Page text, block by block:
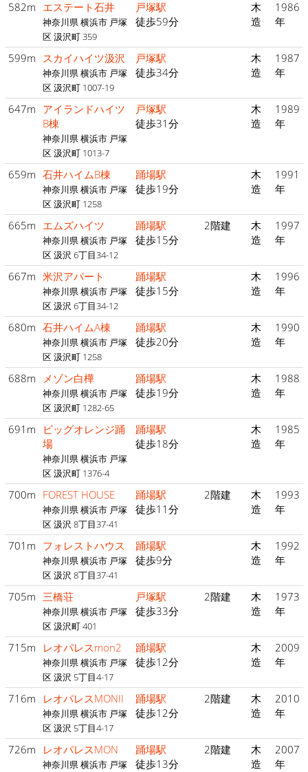
582m エステート石井
神奈川県 横浜市 戸塚
区 汲沢町 359
戸塚駅
徒歩59分
木
造
1986
年
599m スカイハイツ汲沢
神奈川県 横浜市 戸塚
区 汲沢町 1007-19
戸塚駅
徒歩34分
木
造
1987
年
647m アイランドハイツ
B棟
神奈川県 横浜市 戸塚
区 汲沢町 1013-7
戸塚駅
徒歩31分
木
造
1989
年
659m 石井ハイムB棟
神奈川県 横浜市 戸塚
区 汲沢町 1258
踊場駅
徒歩19分
木
造
1991
年
665m エムズハイツ
神奈川県 横浜市 戸塚
区 汲沢 6丁目34-12
踊場駅
徒歩15分
2階建
木
造
1997
年
667m 米沢アパート
神奈川県 横浜市 戸塚
区 汲沢 6丁目34-12
踊場駅
徒歩15分
木
造
1996
年
680m 石井ハイムA棟
神奈川県 横浜市 戸塚
区 汲沢町 1258
踊場駅
徒歩20分
木
造
1990
年
688m メゾン白樺
神奈川県 横浜市 戸塚
区 汲沢町 1282-65
踊場駅
徒歩19分
木
造
1988
年
691m
ビッグオレンジ踊
場
神奈川県 横浜市 戸塚
区 汲沢町 1376-4
踊場駅
徒歩18分
木
造
1985
年
700m FOREST HOUSE
神奈川県 横浜市 戸塚
区 汲沢 8丁目37-41
踊場駅
徒歩11分
2階建
木
造
1993
年
701m フォレストハウス
神奈川県 横浜市 戸塚
区 汲沢 8丁目37-41
踊場駅
徒歩9分
木
造
1992
年
705m 三橋荘
神奈川県 横浜市 戸塚
区 汲沢町 401
戸塚駅
徒歩33分
2階建
木
造
1973
年
715m レオパレスmon2
神奈川県 横浜市 戸塚
区 汲沢 5丁目4-17
踊場駅
徒歩12分
木
造
2009
年
716m レオパレスMONII
神奈川県 横浜市 戸塚
区 汲沢 5丁目4-17
踊場駅
徒歩12分
2階建
木
造
2010
年
726m レオパレスMON
神奈川県 横浜市 戸塚
踊場駅
徒歩13分
2階建
木
造
2007
年